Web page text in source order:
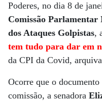
Poderes, no dia 8 de
Comissão
dos Ataques Golpistas,
tem tudo para dar em
da CPI da Covid,
Ocorre que o
comissão, a senadora